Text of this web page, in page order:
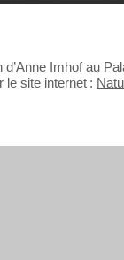
d’Anne Imhof au
le site internet :